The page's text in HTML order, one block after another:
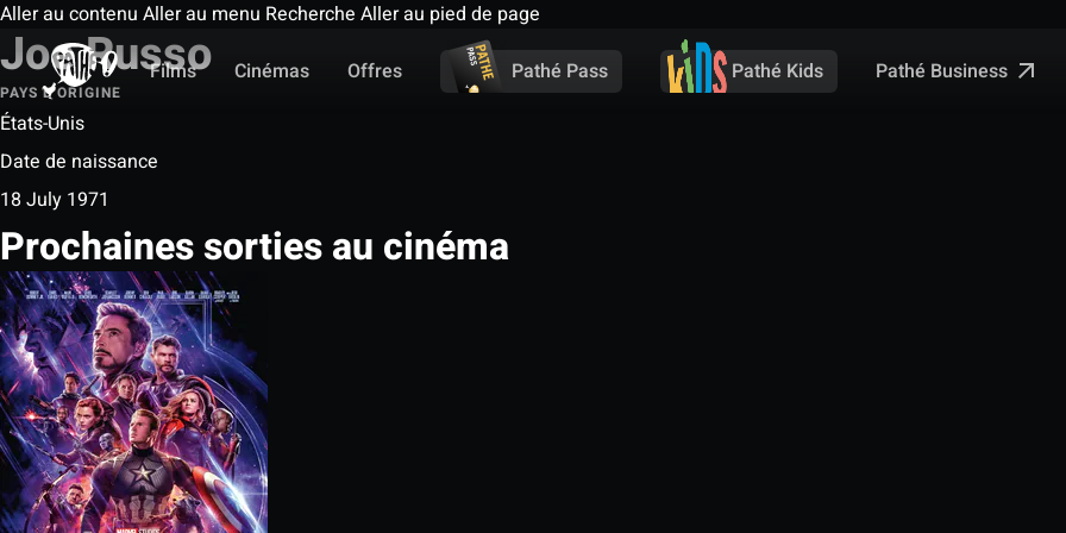
Aller au contenu Aller au menu Recherche Aller au pied de page
Films
Cinémas Offres Pathé Pass Pathé Kids Pathé Business
Joe Russo
PAYS D'ORIGINE
États-Unis
Date de naissance
18 July 1971
Prochaines sorties au cinéma